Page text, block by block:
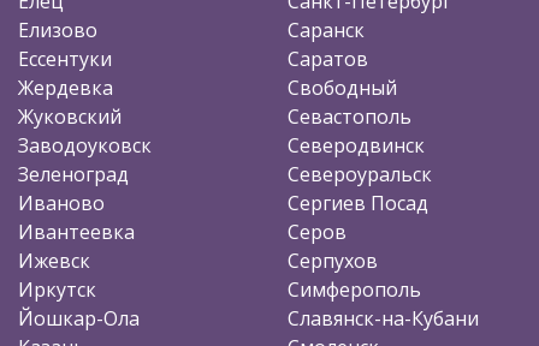
Елизово
Ессентуки
Жердевка
Жуковский
Заводоуковск
Зеленоград
Иваново
Ивантеевка
Ижевск
Иркутск
Йошкар-Ола
Саранск
Саратов
Свободный
Севастополь
Северодвинск
Североуральск
Сергиев Посад
Серов
Серпухов
Симферополь
Славянск-на-Кубани